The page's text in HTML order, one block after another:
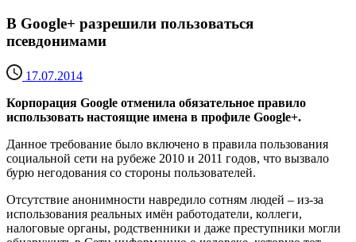
В Google+ разрешили пользоваться
псевдонимами
17.07.2014
Корпорация Google отменила обязательное правило
использовать настоящие имена в профиле Google+.
Данное требование было включено в правила пользования
социальной сети на рубеже 2010 и 2011 годов, что вызвало
бурю негодования со стороны пользователей.
Отсутствие анонимности навредило сотням людей – из-за
использования реальных имён работодатели, коллеги,
налоговые органы, родственники и даже преступники могли